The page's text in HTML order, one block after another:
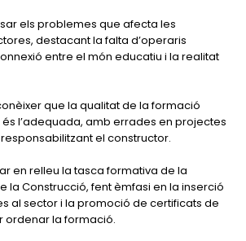
els problemes que afecta les
destacant la falta d’operaris
entre el món educatiu i la realitat
que la qualitat de la formació
l’adequada, amb errades en projectes
el constructor.
en relleu la tasca formativa de la
la Construcció, fent èmfasi en la inserció
al sector i la promoció de certificats de
ordenar la formació.